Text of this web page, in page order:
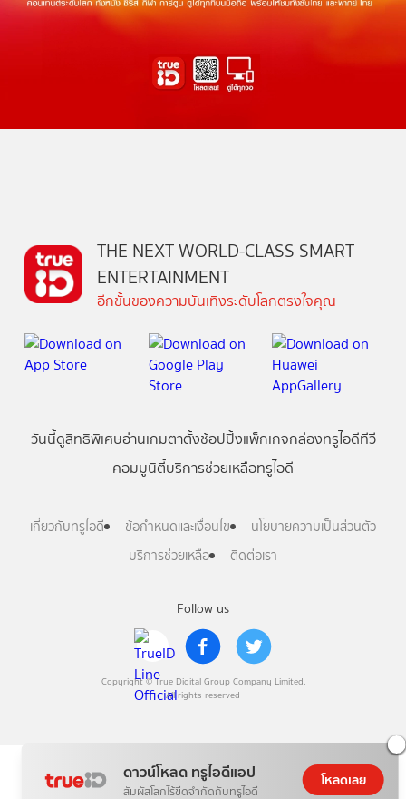
ดาวน์โหลด ทรูไอดีแอป
สัมผัสโลกไร้ขีดจำกัดกับทรูไอดี
โหลดเลย
Follow us
Copyright © True Digital Group Company Limited.
All rights reserved
THE NEXT WORLD-CLASS SMART
ENTERTAINMENT
อีกขั้นของความบันเทิงระดับโลกตรงใจคุณ
วันนี้ดูสิทธิพิเศษอ่านเกมตาตั้งช้อปปิ้งแพ็กเกจกล่องทรูไอดีทีวี
คอมมูนิตี้บริการช่วยเหลือทรูไอดี
เกี่ยวกับทรูไอดี ข้อกำหนดและเงื่อนไข
นโยบายความเป็นส่วนตัว
บริการช่วยเหลือ
ติดต่อเรา